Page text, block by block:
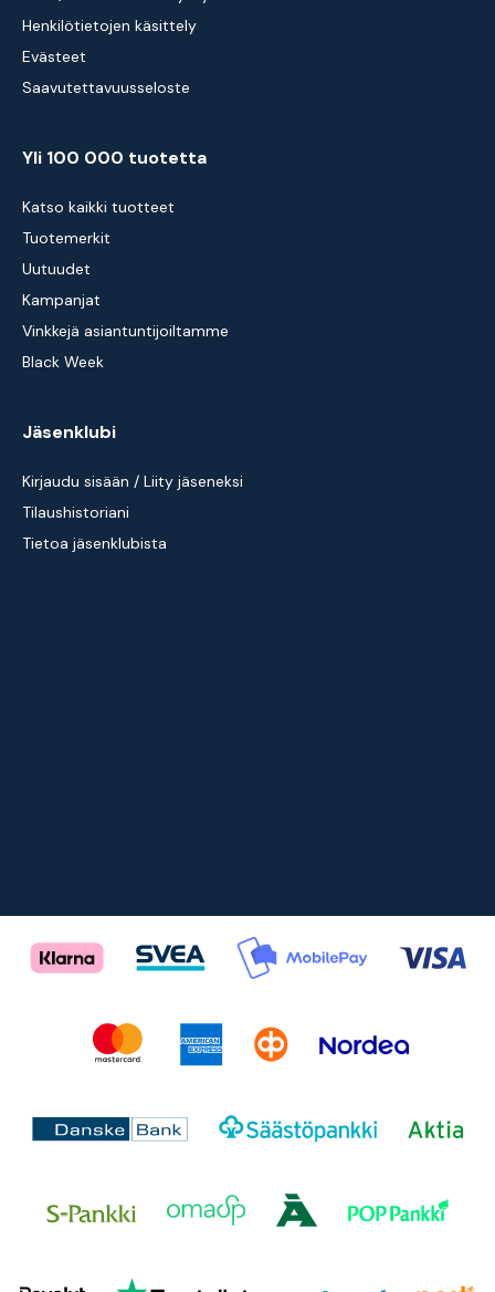
Henkilötietojen käsittely
Evästeet
Saavutettavuusseloste
Yli 100 000 tuotetta
Katso kaikki tuotteet
Tuotemerkit
Uutuudet
Kampanjat
Vinkkejä asiantuntijoiltamme
Black Week
Jäsenklubi
Kirjaudu sisään / Liity jäseneksi
Tilaushistoriani
Tietoa jäsenklubista